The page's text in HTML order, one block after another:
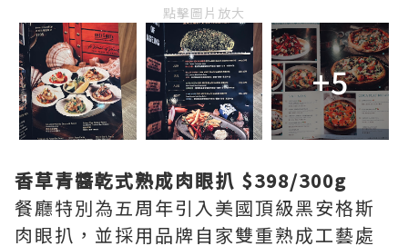
點擊圖片放大
+5
香草青醬乾式熟成肉眼扒 $398/300g
餐廳特別為五周年引入美國頂級黑安格斯
肉眼扒，並採用品牌自家雙重熟成工藝處